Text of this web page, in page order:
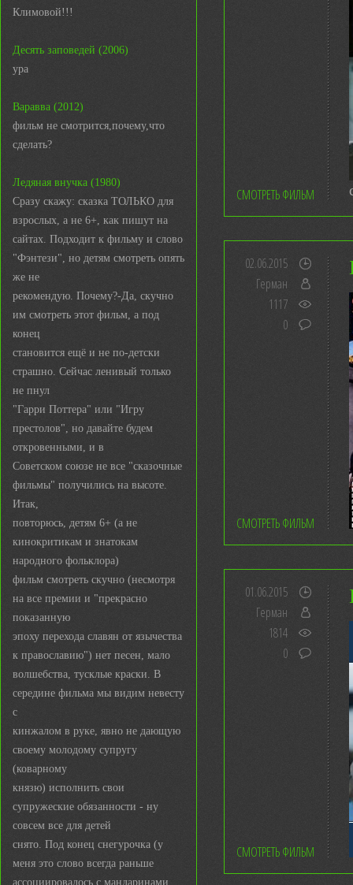
Климовой!!!
Десять заповедей (2006)
ура
Варавва (2012)
фильм не смотрится,почему,что
сделать?
Ледяная внучка (1980)
Сразу скажу: сказка ТОЛЬКО для
взрослых, а не 6+, как пишут на
сайтах. Подходит к фильму и слово
"Фэнтези", но детям смотреть опять
же не
рекомендую. Почему?-Да, скучно
им смотреть этот фильм, а под
конец
становится ещё и не по-детски
страшно. Сейчас ленивый только
не пнул
"Гарри Поттера" или "Игру
престолов", но давайте будем
откровенными, и в
Советском союзе не все "сказочные
фильмы" получились на высоте.
Итак,
повторюсь, детям 6+ (а не
кинокритикам и знатокам
народного фольклора)
фильм смотреть скучно (несмотря
на все премии и "прекрасно
показанную
эпоху перехода славян от язычества
к православию") нет песен, мало
волшебства, тусклые краски. В
середине фильма мы видим невесту
с
кинжалом в руке, явно не дающую
своему молодому супругу
(коварному
князю) исполнить свои
супружеские обязанности - ну
совсем все для детей
снято. Под конец снегурочка (у
меня это слово всегда раньше
ассоциировалось с мандаринами,
СМОТРЕТЬ ФИЛЬМ
02.06.2015
Герман
1117
0
СМОТРЕТЬ ФИЛЬМ
01.06.2015
Герман
1814
0
СМОТРЕТЬ ФИЛЬМ